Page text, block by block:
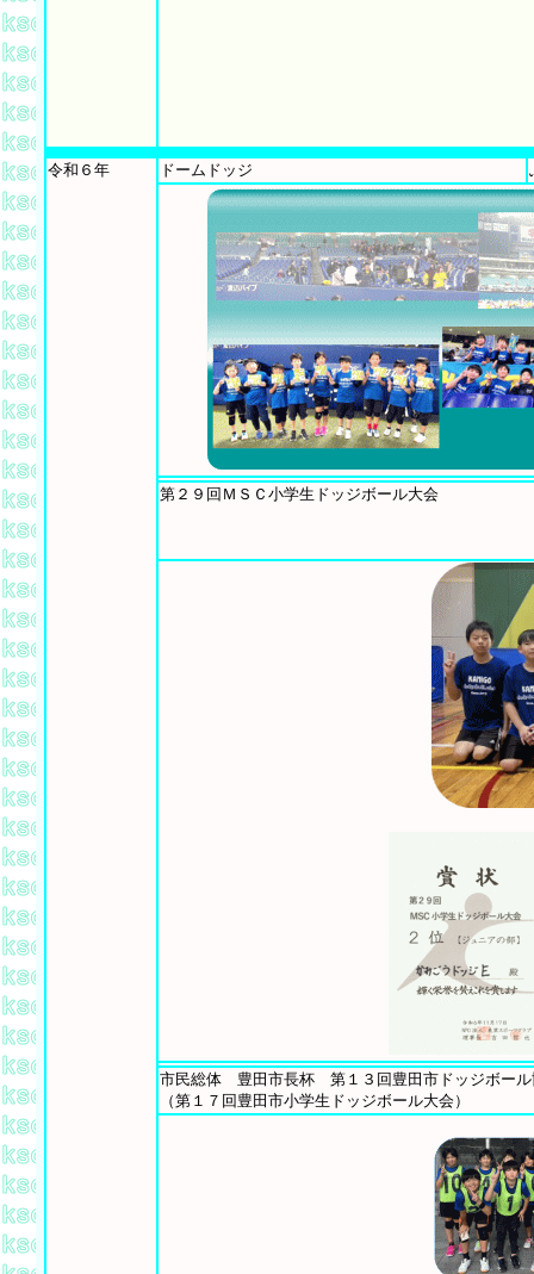
令和６年 ドームドッジ
第２９回ＭＳＣ小学生ドッジボール大会
市民総体 豊田市長杯 第１３回豊田市ドッジボール
（第１７回豊田市小学生ドッジボール大会）